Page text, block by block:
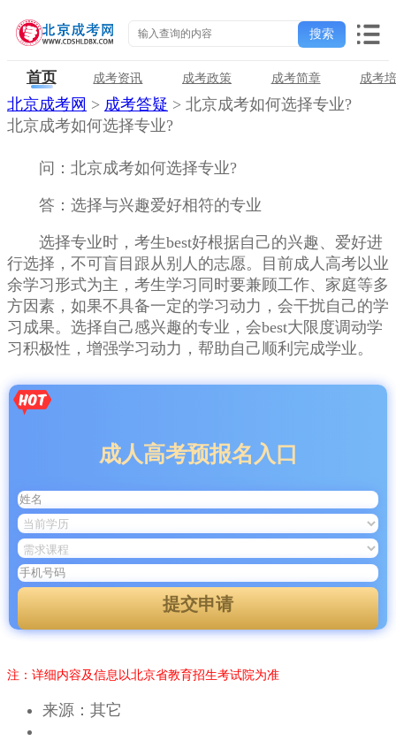
首页 成考资讯 成考政策 成考简章 成考
北京成考网 > 成考答疑 > 北京成考如何选择专业?
北京成考如何选择专业?
问：北京成考如何选择专业?
答：选择与兴趣爱好相符的专业
选择专业时，考生best好根据自己的兴趣、爱好进
行选择，不可盲目跟从别人的志愿。目前成人高考以业
余学习形式为主，考生学习同时要兼顾工作、家庭等多
方因素，如果不具备一定的学习动力，会干扰自己的学
习成果。选择自己感兴趣的专业，会best大限度调动学
习积极性，增强学习动力，帮助自己顺利完成学业。
成人高考预报名入口
提交申请
注：详细内容及信息以北京省教育招生考试院为准
来源：其它